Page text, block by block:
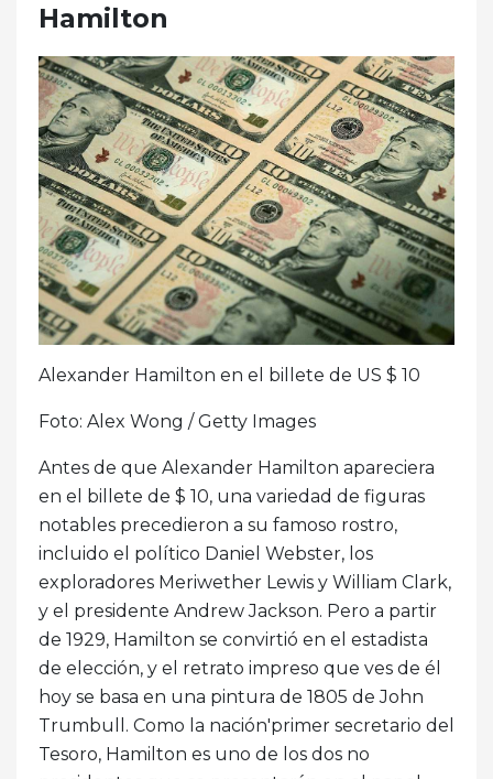
Hamilton
Alexander Hamilton en el billete de US $ 10
Foto: Alex Wong / Getty Images
Antes de que Alexander Hamilton apareciera
en el billete de $ 10, una variedad de figuras
notables precedieron a su famoso rostro,
incluido el político Daniel Webster, los
exploradores Meriwether Lewis y William Clark,
y el presidente Andrew Jackson. Pero a partir
de 1929, Hamilton se convirtió en el estadista
de elección, y el retrato impreso que ves de él
hoy se basa en una pintura de 1805 de John
Trumbull. Como la nación'primer secretario del
Tesoro, Hamilton es uno de los dos no